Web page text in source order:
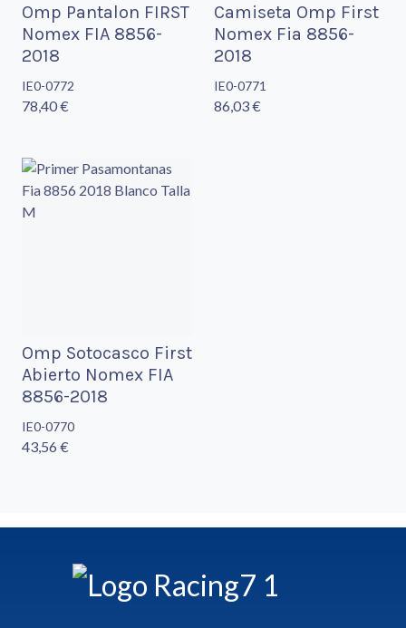
Omp Pantalon FIRST
Nomex FIA 8856-
2018
IE0-0772
78,40 €
Camiseta Omp First
Nomex Fia 8856-
2018
IE0-0771
86,03 €
Omp Sotocasco First
Abierto Nomex FIA
8856-2018
IE0-0770
43,56 €